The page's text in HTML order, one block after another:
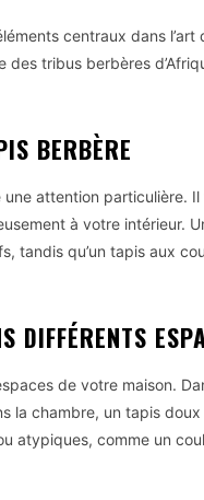
centraux dans l’art
des tribus berbères
BERBÈRE
une attention particulière.
à votre intérieur.
tandis qu’un tapis aux
DIFFÉRENTS
de votre maison.
la chambre, un tapis
atypiques, comme un